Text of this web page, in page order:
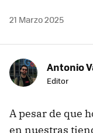
21 Marzo 2025
Antonio
Editor
A pesar de que
en nuestras